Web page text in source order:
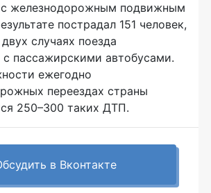
железнодорожным подвижным
пострадал 151 человек,
случаях поезда
с пассажирскими автобусами.
ежегодно
переездах страны
250–300 таких ДТП.
в Вконтакте